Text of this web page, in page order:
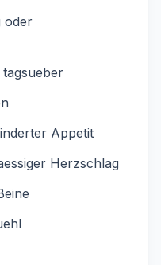
oder
Appetit
Herzschlag